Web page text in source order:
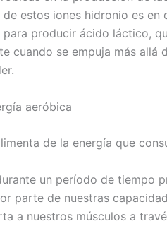
estos iones hidronio es en
producir ácido láctico,
cuando se empuja más
aeróbica
de la energía que
un período de tiempo
parte de nuestras
a nuestros músculos a